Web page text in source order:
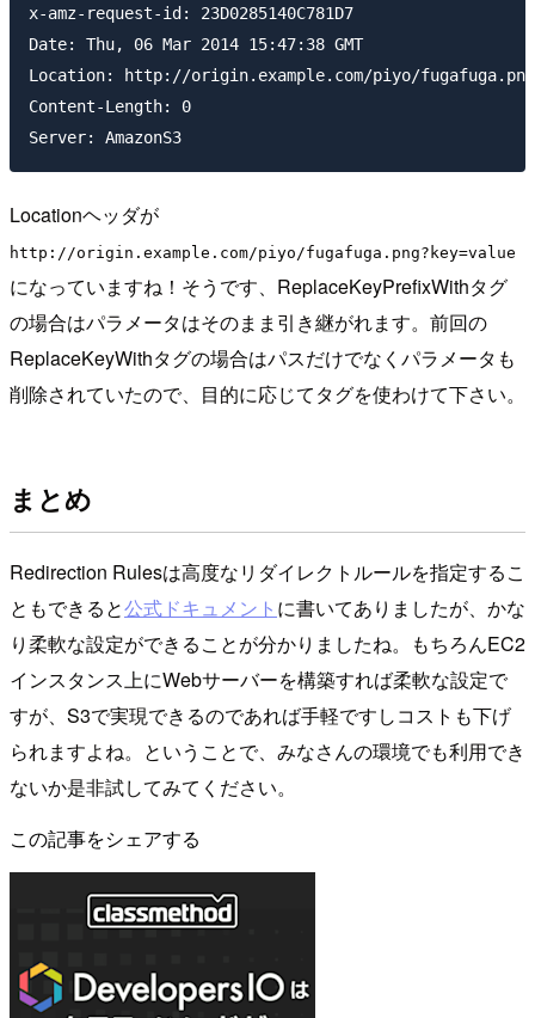
x-amz-request-id: 23D0285140C781D7
Date: Thu, 06 Mar 2014 15:47:38 GMT
Location: http://origin.example.com/piyo/
Content-Length: 0
Server: AmazonS3
Locationヘッダが
http://origin.example.com/piyo/fugafuga.png?key=value
になっていますね！そうです、ReplaceKeyPrefixWithタグ
の場合はパラメータはそのまま引き継がれます。前回の
ReplaceKeyWithタグの場合はパスだけでなくパラメータも
削除されていたので、目的に応じてタグを使わけて下さい。
まとめ
Redirection Rulesは高度なリダイレクトルールを指定するこ
ともできると公式ドキュメント に書いてありましたが、かな
り柔軟な設定ができることが分かりましたね。もちろんEC2
インスタンス上にWebサーバーを構築すれば柔軟な設定で
すが、S3で実現できるのであれば手軽ですしコストも下げ
られますよね。ということで、みなさんの環境でも利用でき
ないか是非試してみてください。
この記事をシェアする